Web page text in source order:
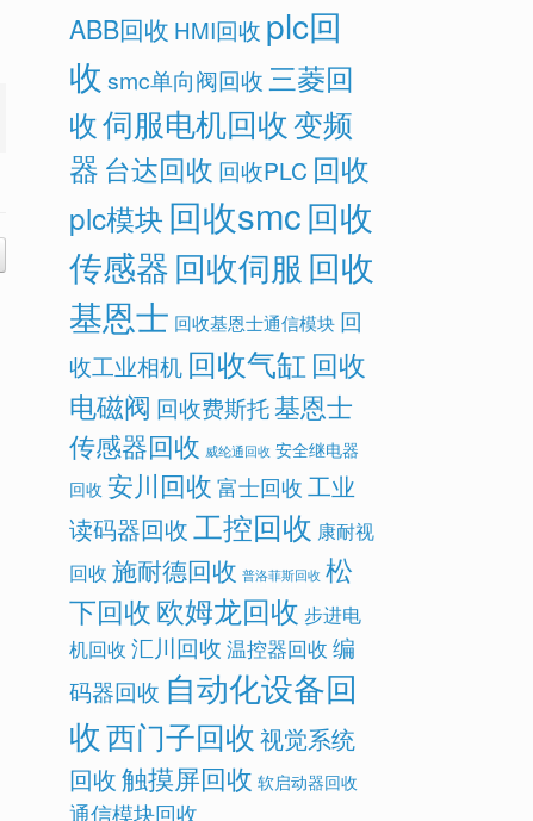
ABB回收 HMI回收 plc回
收 smc单向阀回收三菱回
收伺服电机回收变频
器 台达回收 回收PLC 回收
plc模块 回收smc回收
传感器回收伺服 回收
基恩士 回收基恩士通信模块 回
收工业相机 回收气缸 回收
电磁阀 回收费斯托基恩士
传感器回收 威纶通回收 安全继电器
回收 安川回收 富士回收 工业
读码器回收工控回收 康耐视
回收 施耐德回收 普洛菲斯回收 松
下回收欧姆龙回收 步进电
机回收 汇川回收 温控器回收 编
码器回收 自动化设备回
收西门子回收视觉系统
回收触摸屏回收 软启动器回收
通信模块回收